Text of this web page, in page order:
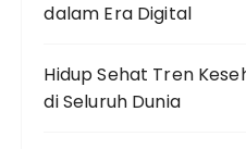
dalam Era Digital
Hidup Sehat Tren
di Seluruh Dunia